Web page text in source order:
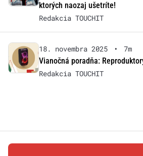
ktorých naozaj ušetríte!
Redakcia TOUCHIT
18. novembra 2025 •
7m
Vianočná poradňa:
Redakcia TOUCHIT